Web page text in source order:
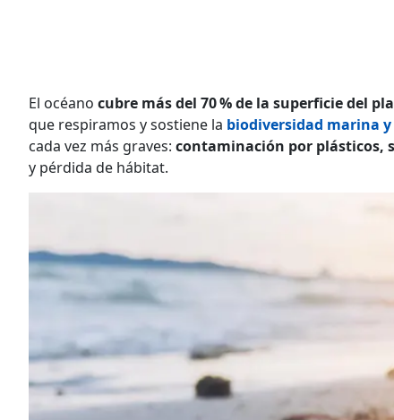
El océano cubre más del 70 % de la superficie del
que respiramos y sostiene la biodiversidad marina
cada vez más graves: contaminación por plásticos,
y pérdida de hábitat.